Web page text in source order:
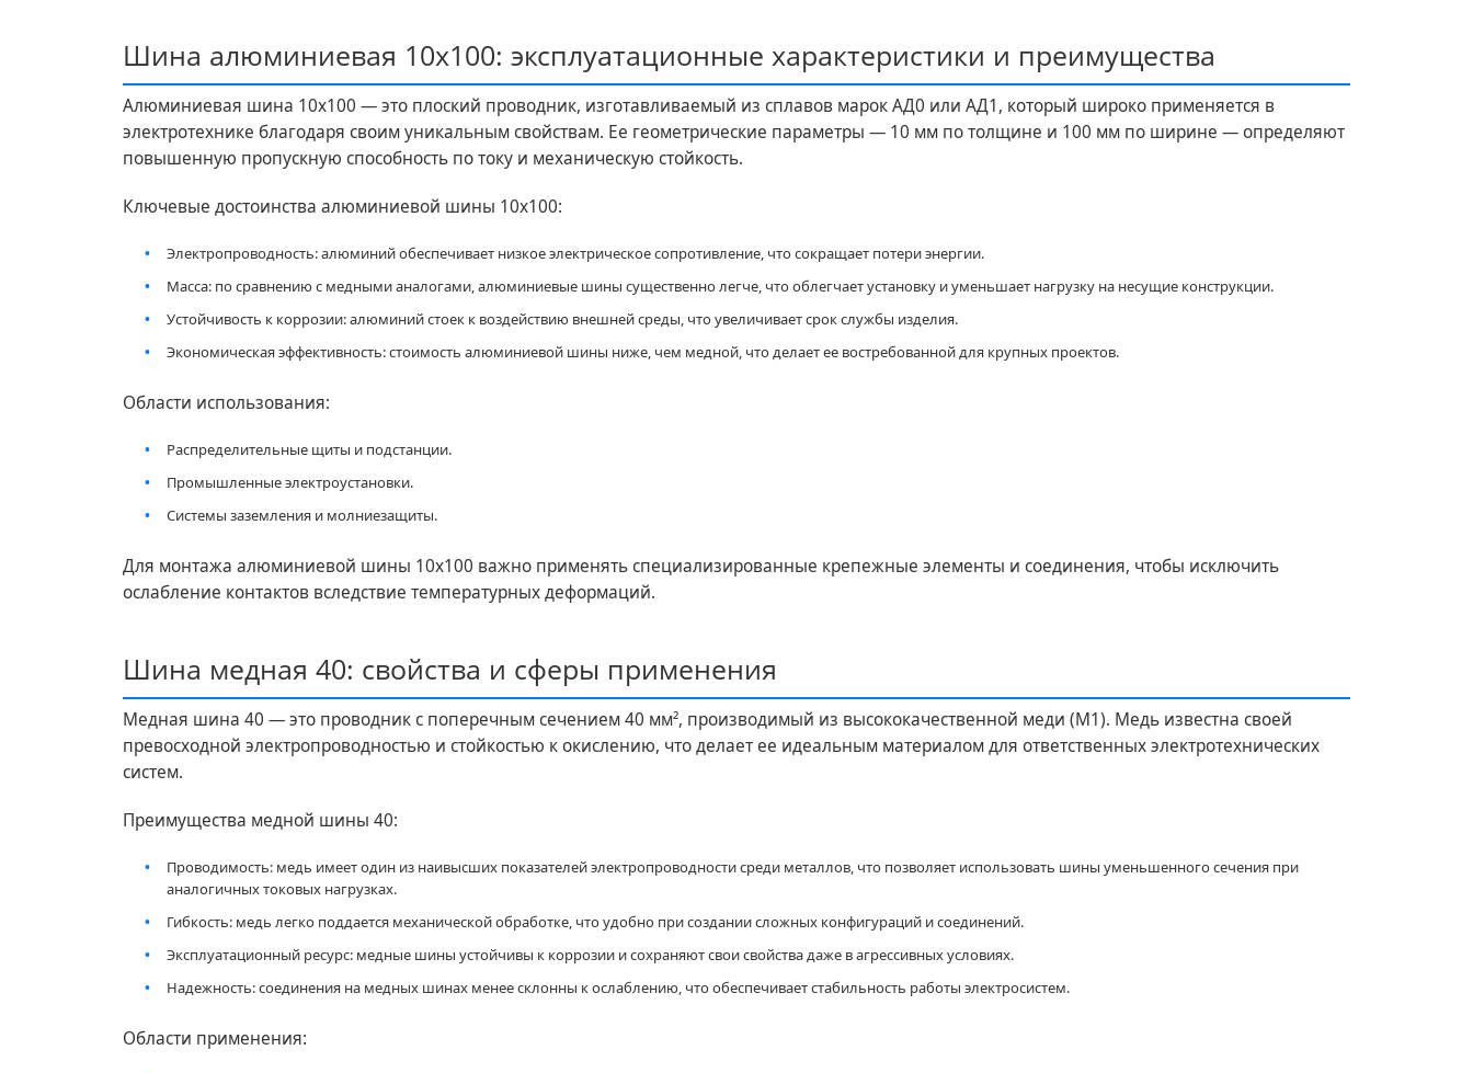
Шина алюминиевая 10х100: эксплуатационные характеристики и преимущества
Алюминиевая шина 10х100 — это плоский проводник, изготавливаемый из сплавов марок АД0 или АД1, который широко применяется в
электротехнике благодаря своим уникальным свойствам. Ее геометрические параметры — 10 мм по толщине и 100 мм по ширине — определяют
повышенную пропускную способность по току и механическую стойкость.
Ключевые достоинства алюминиевой шины 10х100:
Электропроводность: алюминий обеспечивает низкое электрическое сопротивление, что сокращает потери энергии.
Масса: по сравнению с медными аналогами, алюминиевые шины существенно легче, что облегчает установку и уменьшает нагрузку на несущие конструкции.
Устойчивость к коррозии: алюминий стоек к воздействию внешней среды, что увеличивает срок службы изделия.
Экономическая эффективность: стоимость алюминиевой шины ниже, чем медной, что делает ее востребованной для крупных проектов.
Области использования:
Распределительные щиты и подстанции.
Промышленные электроустановки.
Системы заземления и молниезащиты.
Для монтажа алюминиевой шины 10х100 важно применять специализированные крепежные элементы и соединения, чтобы исключить
ослабление контактов вследствие температурных деформаций.
Шина медная 40: свойства и сферы применения
Медная шина 40 — это проводник с поперечным сечением 40 мм², производимый из высококачественной меди (М1). Медь известна своей
превосходной электропроводностью и стойкостью к окислению, что делает ее идеальным материалом для ответственных электротехнических
систем.
Преимущества медной шины 40:
Проводимость: медь имеет один из наивысших показателей электропроводности среди металлов, что позволяет использовать шины уменьшенного сечения при
аналогичных токовых нагрузках.
Гибкость: медь легко поддается механической обработке, что удобно при создании сложных конфигураций и соединений.
Эксплуатационный ресурс: медные шины устойчивы к коррозии и сохраняют свои свойства даже в агрессивных условиях.
Надежность: соединения на медных шинах менее склонны к ослаблению, что обеспечивает стабильность работы электросистем.
Области применения: